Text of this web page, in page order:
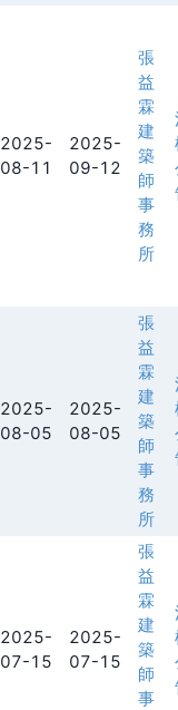
2025-
08-11
2025-
09-12
張
益
霖
建
築
師
事
務
所
2025-
08-05
2025-
08-05
張
益
霖
建
築
師
事
務
所
2025-
07-15
2025-
07-15
張
益
霖
建
築
師
事